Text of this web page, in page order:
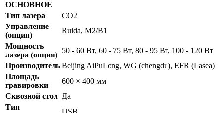
ОСНОВНОЕ
Тип лазера
CO2
Управление
(опция)
Ruida, M2/B1
Мощность
лазера (опция)
50 - 60 Вт, 60 - 75 Вт, 80 - 95 Вт, 100 - 120 Вт
Производитель Beijing AiPuLong, WG (chengdu), EFR (Lasea)
Площадь
гравировки
600 × 400 мм
Сквозной стол Да
Тип
USB